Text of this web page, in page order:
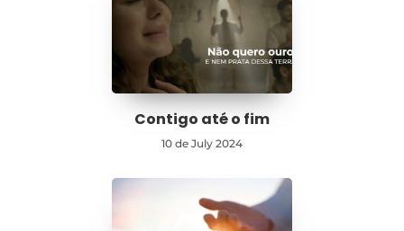
Contigo até o fim
10 de July 2024